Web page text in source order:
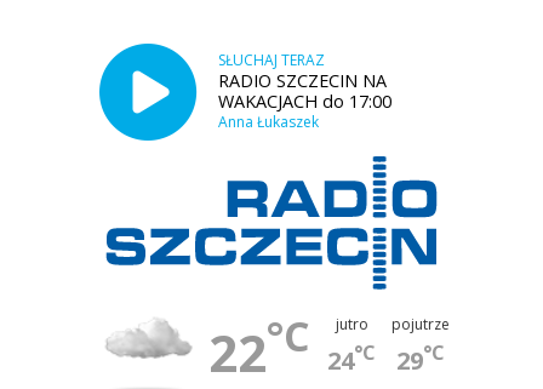
SŁUCHAJ TERAZ
RADIO SZCZECIN NA
WAKACJACH do 17:00
Anna Łukaszek
22°C jutro
24°C
pojutrze
29°C